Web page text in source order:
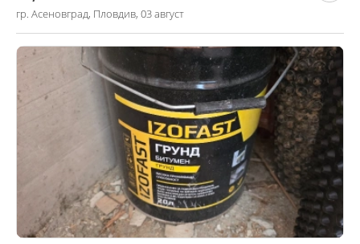
гр. Асеновград, Пловдив, 03 август